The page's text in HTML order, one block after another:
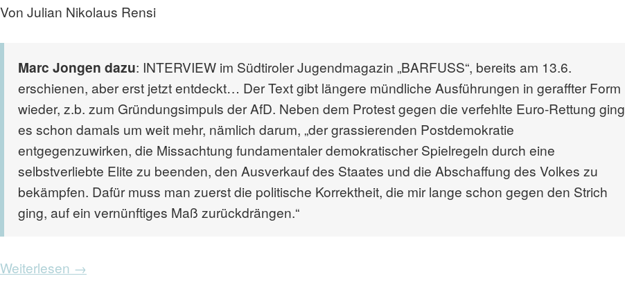
Von Julian Nikolaus Rensi
Marc Jongen dazu: INTERVIEW im Südtiroler Jugendmagazin „BARFUSS“, bereits am 13.6.
erschienen, aber erst jetzt entdeckt… Der Text gibt längere mündliche Ausführungen in geraffter Form
wieder, z.b. zum Gründungsimpuls der AfD. Neben dem Protest gegen die verfehlte Euro-Rettung ging
es schon damals um weit mehr, nämlich darum, „der grassierenden Postdemokratie
entgegenzuwirken, die Missachtung fundamentaler demokratischer Spielregeln durch eine
selbstverliebte Elite zu beenden, den Ausverkauf des Staates und die Abschaffung des Volkes zu
bekämpfen. Dafür muss man zuerst die politische Korrektheit, die mir lange schon gegen den Strich
ging, auf ein vernünftiges Maß zurückdrängen.“
Weiterlesen →